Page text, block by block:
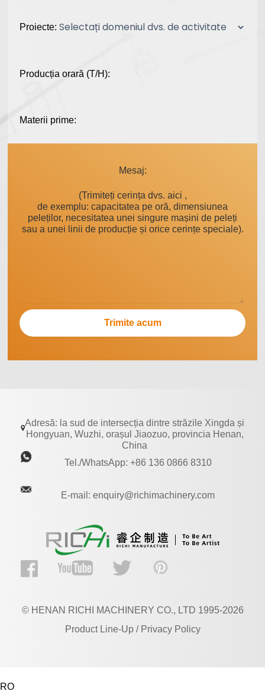
Proiecte:
Producția orară (T/H):
Materii prime:
Mesaj:
(Trimiteți cerința dvs. aici ,
de exemplu: capacitatea pe oră, dimensiunea
peleților, necesitatea unei singure mașini de peleți
sau a unei linii de producție și orice cerințe speciale).
Adresă: la sud de intersecția dintre străzile Xingda și
Hongyuan, Wuzhi, orașul Jiaozuo, provincia Henan,
China
Tel./WhatsApp: +86 136 0866 8310
E-mail: enquiry@richimachinery.com
© HENAN RICHI MACHINERY CO., LTD 1995-2026
Product Line-Up / Privacy Policy
RO